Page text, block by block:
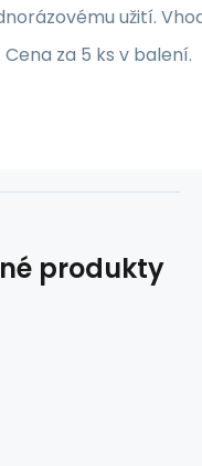
užití.
za 5 ks v balení.
produkty